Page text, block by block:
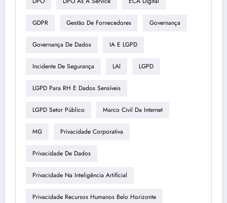
GDPR Gestão De Fornecedores Governança
Governança De Dados IA E LGPD
Incidente De Segurança LAI LGPD
LGPD Para RH E Dados Sensíveis
LGPD Setor Público Marco Civil Da Internet
MG Privacidade Corporativa
Privacidade De Dados
Privacidade Na Inteligência Artificial
Privacidade Recursos Humanos Belo Horizonte